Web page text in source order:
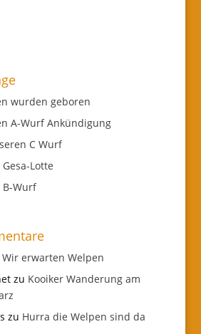
wurden geboren
A-Wurf Ankündigung
C Wurf
Lotte
Wurf
Wir erwarten Welpen
zu Kooiker Wanderung am
zu Hurra die Welpen sind da